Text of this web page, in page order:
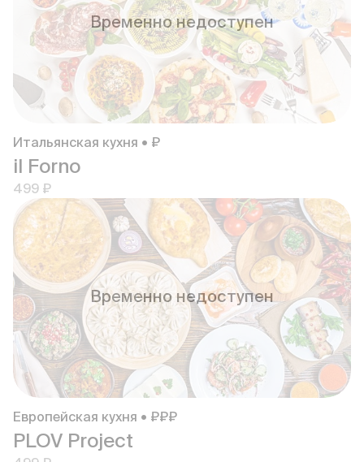
Временно недоступен
Итальянская кухня • ₽
il Forno
499 ₽
Временно недоступен
Европейская кухня • ₽₽₽
PLOV Project